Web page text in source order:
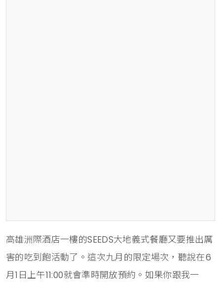
高雄洲際酒店一樓的SEEDS大地義式餐廳又要推出厲
害的吃到飽活動了。這次九月的限定場次，聽說在6
月1日上午11:00就會準時開放預約。如果你跟我一